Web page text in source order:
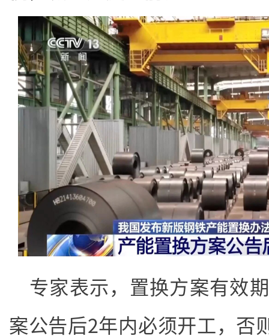
专家表示，置换方案有效
案公告后2年内必须开工，否